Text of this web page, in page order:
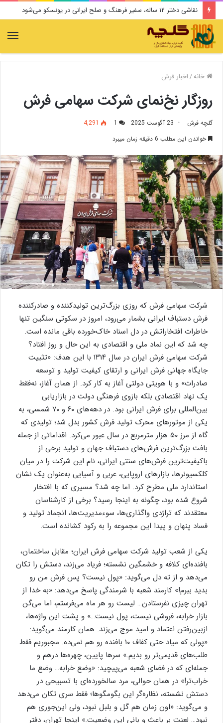
نقاشی دختر ۱۲ ساله، سفیر فرهنگ و صلح ایرانی در یونسکو می‌شود
خانه/اخبار فرش
روزگار نخ‌نمای شرکت سهامی فرش
گلچه فرش 23 آگوست 2025 1
4,291
خواندن این مطلب 6 دقیقه زمان میبرد
شرکت سهامی فرش که روزی بزرگ‌ترین تولیدکننده و صادرکننده
فرش دستباف ایرانی بشمار می‌رود، امروز در سکوتی سنگین تنها
خاطرات افتخاراتش در دل اسناد خاک‌خورده باقی مانده است.
چه شد که این نماد ملی و اقتصادی به این حال و روز افتاد؟
شرکت سهامی فرش ایران در سال ۱۳۱۴ با این هدف: «تثبیت
جایگاه جهانی فرش ایرانی و ارتقای کیفیت تولید و توسعه
صادرات» و با هویتی دولتی آغاز به کار کرد. از همان آغاز، نه‌فقط
یک نهاد اقتصادی بلکه بازوی فرهنگی دولت در بازاریابی
بین‌المللی برای فرش ایرانی بود. در دهه‌های ۶۰ و ۷۰ شمسی، به
یکی از موتورهای محرک تولید فرش کشور بدل شد؛ تولیدی که
گاه از مرز ۵۰ هزار مترمربع در سال عبور می‌کرد. اقداماتی از جمله
بافت بزرگ‌ترین فرش‌های دستباف جهان و تولید برخی از
باکیفیت‌ترین فرش‌های سنتی ایرانی، نام این شرکت را در میان
کلکسیونرها، بازارهای اروپایی، عربی و آسیایی به‌عنوان یک نشان
استاندارد ملی مطرح کرد. اما چه شد؟ مسیری که با افتخار
شروع شده بود، چگونه به اینجا رسید؟ برخی از کارشناسان
معتقدند که تراژدی واگذاری‌ها، سوءمدیریت‌ها، انجماد تولید و
فساد پنهان و پیدا این مجموعه را به رکود کشانده است.
یکی از شعب تولید شرکت سهامی فرش ایران؛ مقابل ساختمان،
بافنده‌ای کلافه و خشمگین نشسته؛ فریاد می‌زند، دستش را تکان
می‌دهد و از ته دل می‌گوید: «پول نیست؟ پس فرش من‌ رو
بدید ببرم!» کارمند شعبه با شرمندگی پاسخ می‌دهد: «به خدا از
تهران چیزی نفرستادن… لیست رو هر ماه می‌فرستم، اما می‌گن
بازار خرابه، فروشی نیست، پول نیست…» و پشت این واژه‌ها،
ازبین‌رفتن اعتماد و امید موج می‌زند. همان کارمند می‌گوید:
«پولی که میاد حتی کفاف ۱۰ بافنده رو هم نمی‌ده. مجبوریم فقط
طلب‌های قدیمی‌تر رو بدیم.» سرها پایین، چهره‌ها درهم و
جمله‌ای که در فضای شعبه می‌پیچید: «وضع خرابه… وضع ما
خراب‌تر!» در همان حوالی، مرد سالخورده‌ای با تسبیحی در
دستش نشسته، نظاره‌گر این بگو‌مگوها؛ فقط سری تکان می‌دهد
و می‌گوید: «اون زمان هم گل و بلبل نبود، ولی این‌جوری هم
نبود… لعنت بر باعث و بانی این وضعیت.» اینجا تهران، دفتر